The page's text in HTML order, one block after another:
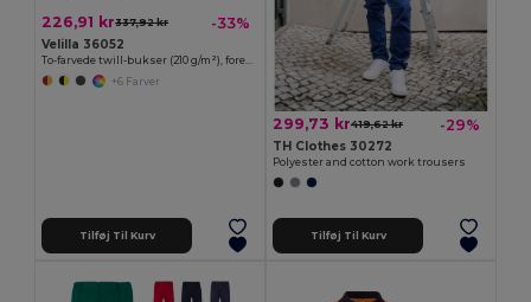
226,91 kr337,92 kr -33%
Velilla 36052
To-farvede twill-bukser (210 g/m²), forede, multilommer, i bomuld (20 %) og polyester (80 %)
+6 Farver
Tilføj Til Kurv
299,73 kr419,62 kr -29%
TH Clothes 30272
Polyester and cotton work trousers
Tilføj Til Kurv